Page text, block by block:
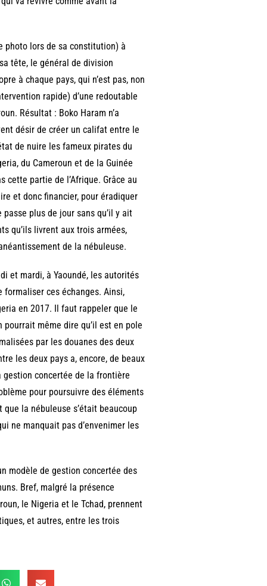
photo lors de sa constitution) à
tête, le général de division
à chaque pays, qui n’est pas, non
rapide) d’une redoutable
Résultat : Boko Haram n’a
désir de créer un califat entre le
de nuire les fameux pirates du
du Cameroun et de la Guinée
cette partie de l’Afrique. Grâce au
et donc financier, pour éradiquer
plus de jour sans qu’il y ait
qu’ils livrent aux trois armées,
de la nébuleuse.
et mardi, à Yaoundé, les autorités
ces échanges. Ainsi,
en 2017. Il faut rappeler que le
même dire qu’il est en pole
par les douanes des deux
les deux pays a, encore, de beaux
concertée de la frontière
pour poursuivre des éléments
la nébuleuse s’était beaucoup
ne manquait pas d’envenimer les
modèle de gestion concertée des
Bref, malgré la présence
le Nigeria et le Tchad, prennent
et autres, entre les trois